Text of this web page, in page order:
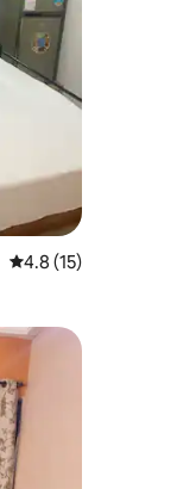
평점 4.8점(5점 만점
4.8 (15)